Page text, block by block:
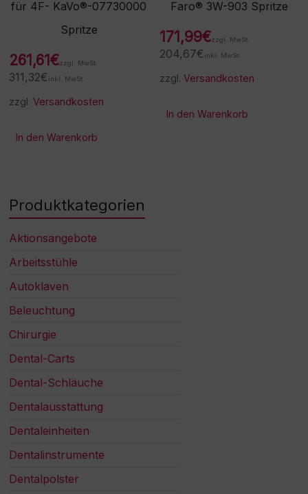
für 4F- KaVo®-07730000
Spritze
261,61€zzgl. MwSt.
311,32€ inkl. MwSt.
zzgl.Versandkosten
In den Warenkorb
Faro® 3W-903 Spritze
171,99€zzgl. MwSt.
204,67€ inkl. MwSt.
zzgl.Versandkosten
In den Warenkorb
Produktkategorien
Aktionsangebote
Arbeitsstühle
Autoklaven
Beleuchtung
Chirurgie
Dental-Carts
Dental-Schläuche
Dentalausstattung
Dentaleinheiten
Dentalinstrumente
Dentalpolster